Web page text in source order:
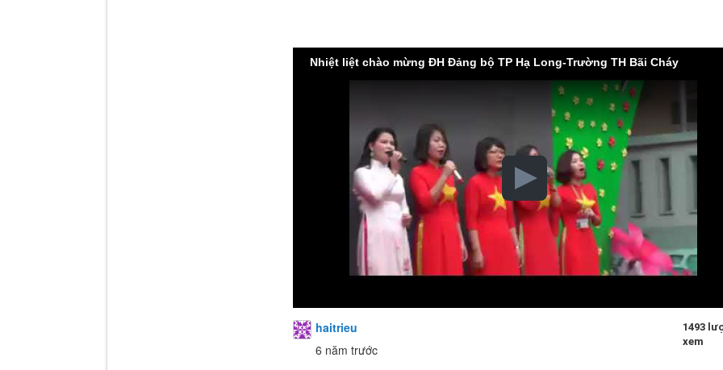
Nhiệt liệt chào mừng ĐH Đảng bộ TP Hạ Long-Trường TH Bãi Cháy
haitrieu
6 năm trước
1493
xem